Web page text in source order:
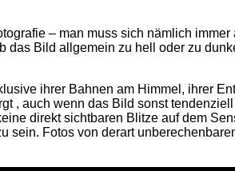
– man muss sich nämlich
das Bild allgemein zu hell oder zu
ihrer Bahnen am Himmel, ihrer
, auch wenn das Bild sonst
direkt sichtbaren Blitze auf dem
Fotos von derart